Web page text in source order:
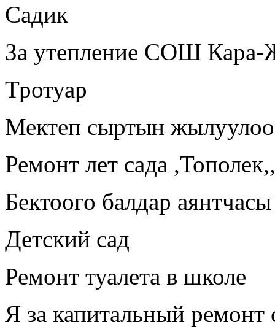
Садик
За утепление СОШ Кара-
Тротуар
Мектеп сыртын жылуулоо
Ремонт лет сада ,Тополек,,
Бектоого балдар
Детский сад
Ремонт туалета в школе
Я за капитальный ремонт